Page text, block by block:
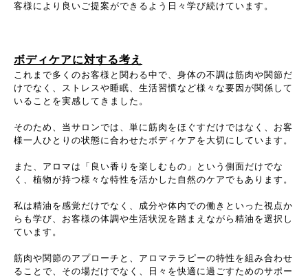
客様により良いご提案ができるよう日々学び続けています。
ボディケアに対する考え
これまで多くのお客様と関わる中で、身体の不調は筋肉や関節だ
けでなく、ストレスや睡眠、生活習慣など様々な要因が関係して
いることを実感してきました。
そのため、当サロンでは、単に筋肉をほぐすだけではなく、お客
様一人ひとりの状態に合わせたボディケアを大切にしています。
また、アロマは「良い香りを楽しむもの」という側面だけでな
く、植物が持つ様々な特性を活かした自然のケアでもあります。
私は精油を感覚だけでなく、成分や体内での働きといった視点か
らも学び、お客様の体調や生活状況を踏まえながら精油を選択し
ています。
筋肉や関節のアプローチと、アロマテラピーの特性を組み合わせ
ることで、その場だけでなく、日々を快適に過ごすためのサポー